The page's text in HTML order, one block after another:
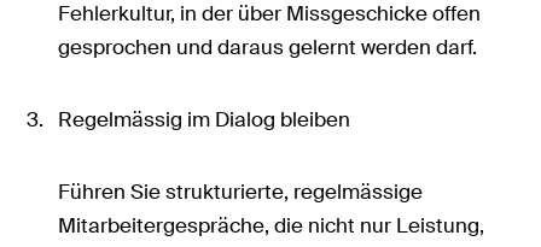
Fehlerkultur, in der über Missgeschicke offen
gesprochen und daraus gelernt werden darf.
Regelmässig im Dialog bleiben
Führen Sie strukturierte, regelmässige
Mitarbeitergespräche, die nicht nur Leistung,